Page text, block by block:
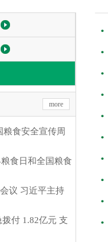
more
粮食安全宣传周
食日和全国粮食
议 习近平主持
付 1.82亿元 支